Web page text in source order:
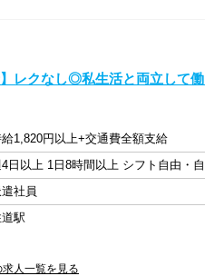
】レクなし◎私生活と両立して働
1,820円以上+交通費全額支給
日以上 1日8時間以上 シフト自由・
社員
駅
人一覧を見る